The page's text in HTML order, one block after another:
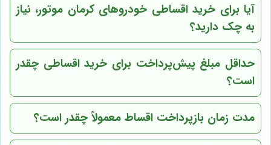
آیا برای خرید اقساطی خودروهای کرمان موتور، نیاز
به چک دارید؟
حداقل مبلغ پیش‌پرداخت برای خرید اقساطی چقدر
است؟
مدت زمان بازپرداخت اقساط معمولاً چقدر است؟